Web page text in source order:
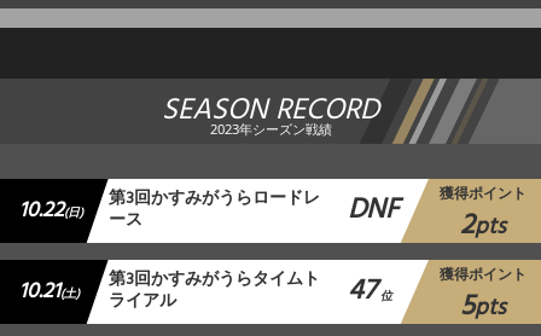
SEASON RECORD
2023年シーズン戦績
10.22(日) 第3回かすみがうらロードレ
ース DNF 獲得ポイント
2pts
10.21(土) 第3回かすみがうらタイムト
ライアル 47 位
獲得ポイント
5pts